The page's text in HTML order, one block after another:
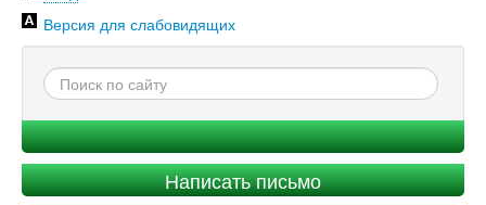
Версия для слабовидящих
Написать письмо